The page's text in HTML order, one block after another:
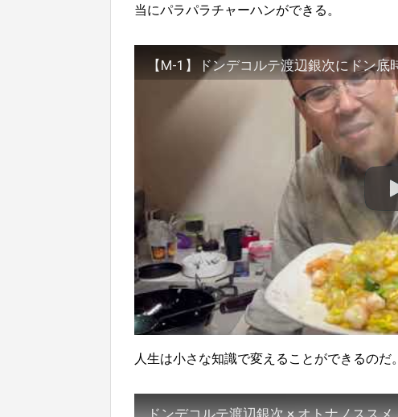
当にパラパラチャーハンができる。
人生は小さな知識で変えることができるのだ。
ドンデコルテ渡辺銀次 × オトナノスス